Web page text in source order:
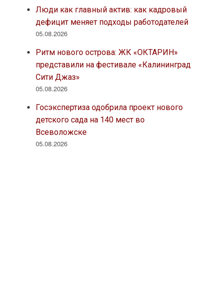
Люди как главный актив: как кадровый
дефицит меняет подходы работодателей
05.08.2026
Ритм нового острова: ЖК «ОКТАРИН»
представили на фестивале «Калининград
Сити Джаз»
05.08.2026
Госэкспертиза одобрила проект нового
детского сада на 140 мест во
Всеволожске
05.08.2026